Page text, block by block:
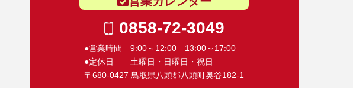
0858-72-3049
●営業時間 9:00～12:00 13:00～17:00
●定休日 土曜日・日曜日・祝日
〒680-0427 鳥取県八頭郡八頭町奥谷182-1